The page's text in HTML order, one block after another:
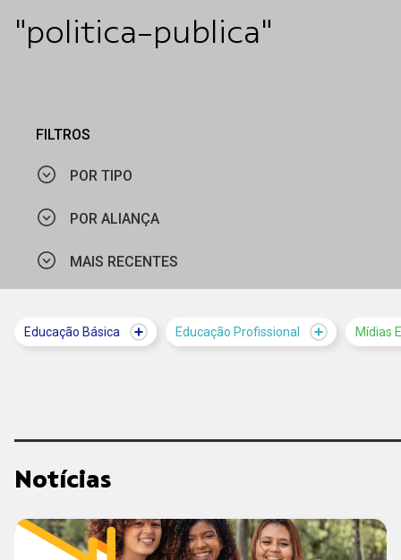
"politica-publica"
FILTROS
POR TIPO
POR ALIANÇA
CIEE - RS
CIEDS
UNICEF
CIEE - MG
MAIS RECENTES
Educação Básica Educação Profissional Mídias
Notícias